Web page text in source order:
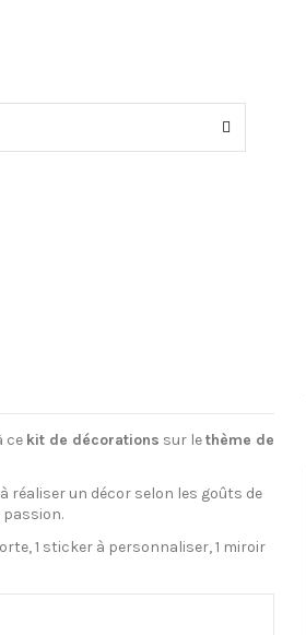
ce kit de décorations sur lethème de
réaliser un décor selon les goûts de
1 sticker à personnaliser, 1 miroir